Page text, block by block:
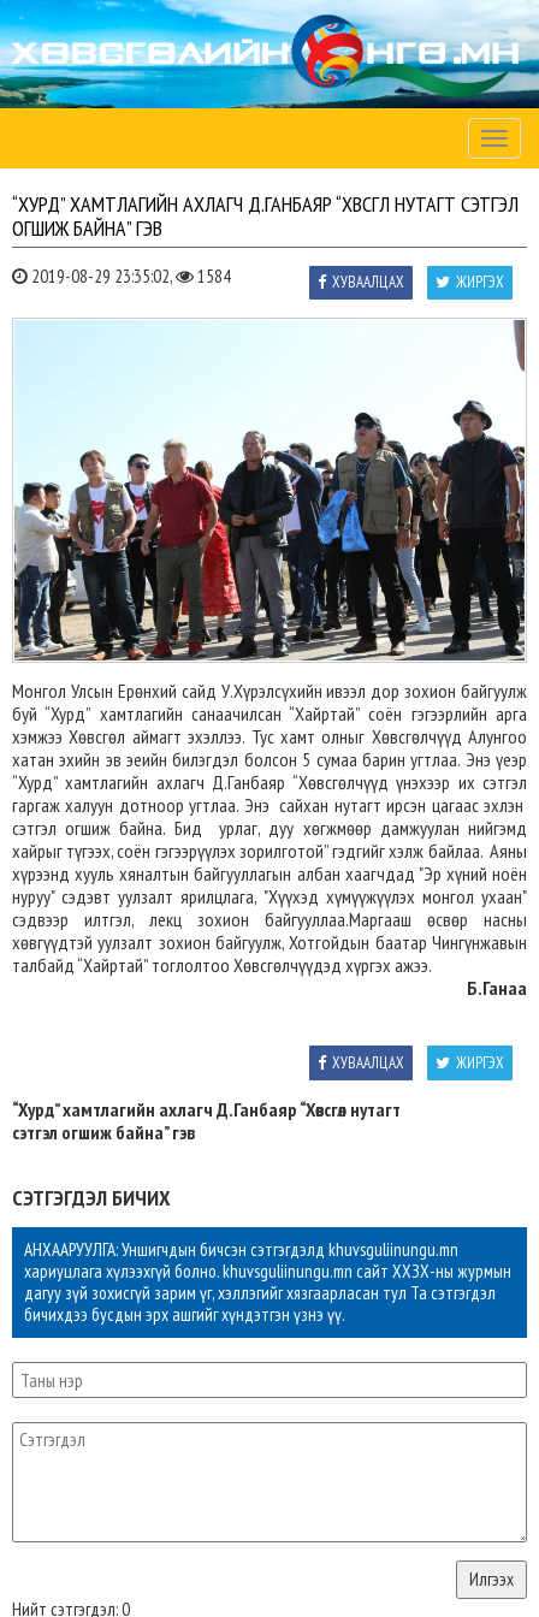
Toggle
“ХУРД” ХАМТЛАГИЙН АХЛАГЧ Д.ГАНБАЯР “ХӨВСГӨЛ НУТАГТ СЭТГЭЛ
ОГШИЖ БАЙНА” ГЭВ
2019-08-29 23:35:02, 1584 ЖИРГЭХ
ХУВААЛЦАХ
Монгол Улсын Ерөнхий сайд У.Хүрэлсүхийн ивээл дор зохион байгуулж
буй “Хурд” хамтлагийн санаачилсан “Хайртай” соён гэгээрлийн арга
хэмжээ Хөвсгөл аймагт эхэллээ. Тус хамт олныг Хөвсгөлчүүд Алунгоо
хатан эхийн эв эеийн билэгдэл болсон 5 сумаа барин угтлаа. Энэ үеэр
“Хурд” хамтлагийн ахлагч Д.Ганбаяр “Хөвсгөлчүүд үнэхээр их сэтгэл
гаргаж халуун дотноор угтлаа. Энэ сайхан нутагт ирсэн цагаас эхлэн
сэтгэл огшиж байна. Бид урлаг, дуу хөгжмөөр дамжуулан нийгэмд
хайрыг түгээх, соён гэгээрүүлэх зорилготой” гэдгийг хэлж байлаа. Аяны
хүрээнд хууль хяналтын байгууллагын албан хаагчдад "Эр хүний ноён
нуруу" сэдэвт уулзалт ярилцлага, "Хүүхэд хүмүүжүүлэх монгол ухаан"
сэдвээр илтгэл, лекц зохион байгууллаа.Маргааш өсвөр насны
хөвгүүдтэй уулзалт зохион байгуулж, Хотгойдын баатар Чингүнжавын
талбайд “Хайртай” тоглолтоо Хөвсгөлчүүдэд хүргэх ажээ.
Б.Ганаа
ЖИРГЭХ
ХУВААЛЦАХ
“Хурд” хамтлагийн ахлагч Д.Ганбаяр “Хөвсгөл нутагт
сэтгэл огшиж байна” гэв
СЭТГЭГДЭЛ БИЧИХ
АНХААРУУЛГА: Уншигчдын бичсэн сэтгэгдэлд khuvsguliinungu.mn
хариуцлага хүлээхгүй болно. khuvsguliinungu.mn сайт ХХЗХ-ны журмын
дагуу зүй зохисгүй зарим үг, хэллэгийг хязгаарласан тул Та сэтгэгдэл
бичихдээ бусдын эрх ашгийг хүндэтгэн үзнэ үү.
Нийт сэтгэгдэл: 0